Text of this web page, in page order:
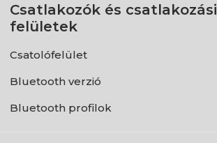
Csatlakozók és csatlakozási
felületek
Csatolófelület
Bluetooth verzió
Bluetooth profilok